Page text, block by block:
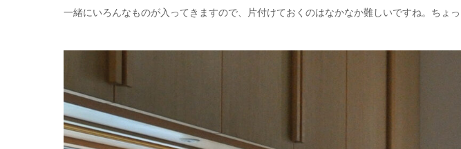
一緒にいろんなものが入ってきますので、片付けておくのはなかなか難しいですね。ちょ